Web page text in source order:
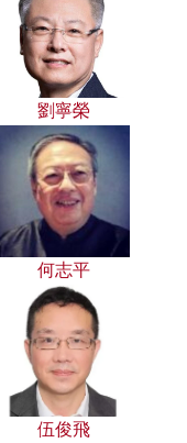
劉寧榮
何志平
伍俊飛